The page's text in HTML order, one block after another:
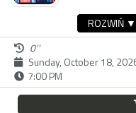
ROZWIŃ ▼
0''
Sunday, October 18,
7:00 PM